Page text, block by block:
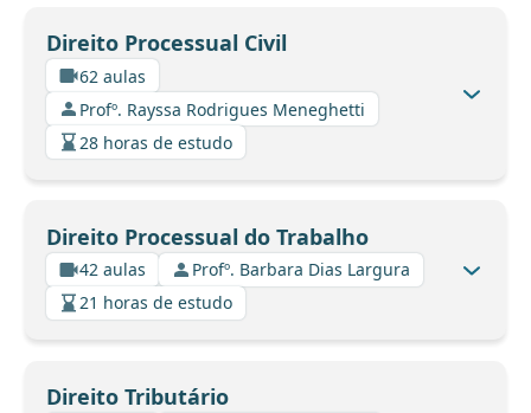
Direito Processual Civil
62 aulas
Profº. Rayssa Rodrigues Meneghetti
28 horas de estudo
Direito Processual do Trabalho
42 aulas
Profº. Barbara Dias Largura
21 horas de estudo
Direito Tributário